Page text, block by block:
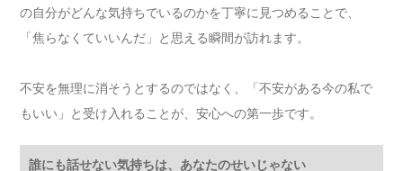
の自分がどんな気持ちでいるのかを丁寧に見つめることで、
「焦らなくていいんだ」と思える瞬間が訪れます。
不安を無理に消そうとするのではなく、「不安がある今の私で
もいい」と受け入れることが、安心への第一歩です。
誰にも話せない気持ちは、あなたのせいじゃない